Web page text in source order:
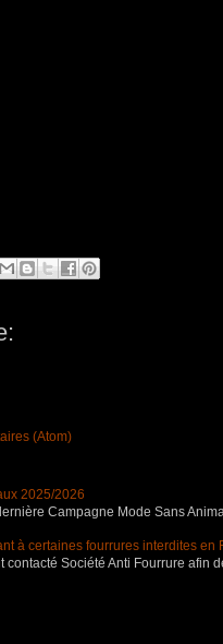
(Atom)
2025/2026
Campagne Mode Sans
à certaines fourrures interdites en
contacté Société Anti Fourrure afin